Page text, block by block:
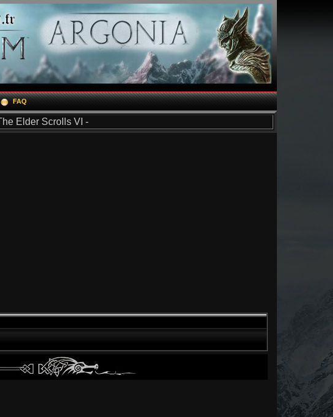
FAQ
Elder Scrolls VI -